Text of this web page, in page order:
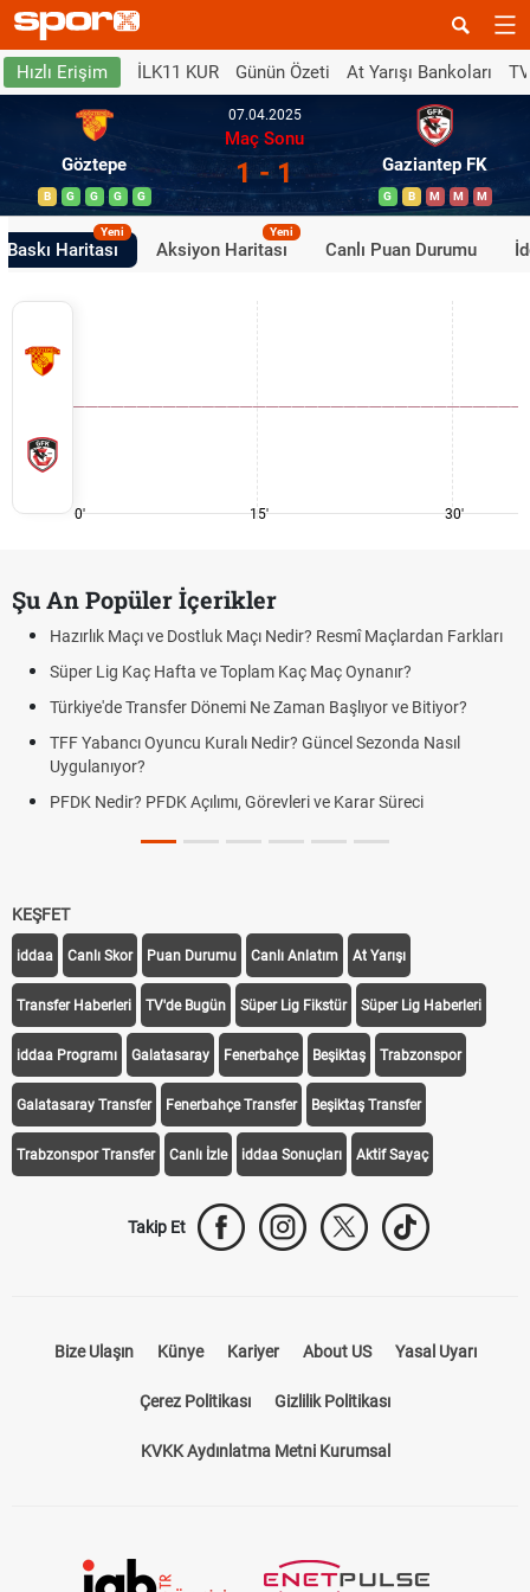
Hızlı Erişim İLK11 KUR Günün Özeti At Yarışı Bankoları
Göztepe
B G G G G
07.04.2025
Maç Sonu
1 - 1 Gaziantep FK
G B M M M
Baskı Haritası
Yeni
Aksiyon Haritası
Yeni
Canlı Puan Durumu
0' 15' 30'
Şu An Popüler İçerikler
Hazırlık Maçı ve Dostluk Maçı Nedir? Resmî Maçlardan Farkları
Süper Lig Kaç Hafta ve Toplam Kaç Maç Oynanır?
Türkiye'de Transfer Dönemi Ne Zaman Başlıyor ve Bitiyor?
TFF Yabancı Oyuncu Kuralı Nedir? Güncel Sezonda Nasıl
Uygulanıyor?
PFDK Nedir? PFDK Açılımı, Görevleri ve Karar Süreci
KEŞFET
iddaa Canlı Skor Puan Durumu Canlı Anlatım At Yarışı
Transfer Haberleri TV'de Bugün Süper Lig Fikstür Süper Lig Haberleri
iddaa Programı Galatasaray Fenerbahçe Beşiktaş Trabzonspor
Galatasaray Transfer Fenerbahçe Transfer Beşiktaş Transfer
Trabzonspor Transfer Canlı İzle iddaa Sonuçları Aktif Sayaç
Takip Et
Bize Ulaşın Künye Kariyer About US Yasal Uyarı
Çerez Politikası Gizlilik Politikası
KVKK Aydınlatma Metni Kurumsal